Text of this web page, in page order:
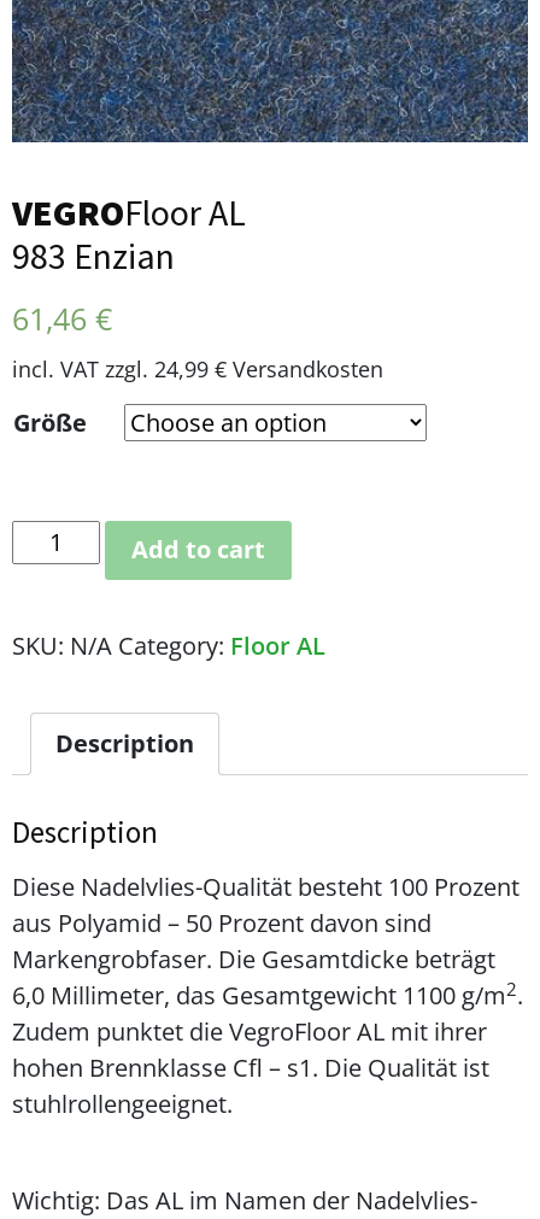
VEGROFloor AL
983 Enzian
61,46 €
incl. VAT zzgl. 24,99 € Versandkosten
Größe
Add to cart
SKU: N/A Category: Floor AL
Description
Description
Diese Nadelvlies-Qualität besteht 100 Prozent
aus Polyamid – 50 Prozent davon sind
Markengrobfaser. Die Gesamtdicke beträgt
6,0 Millimeter, das Gesamtgewicht 1100 g/m2.
Zudem punktet die VegroFloor AL mit ihrer
hohen Brennklasse Cfl – s1. Die Qualität ist
stuhlrollengeeignet.
Wichtig: Das AL im Namen der Nadelvlies-